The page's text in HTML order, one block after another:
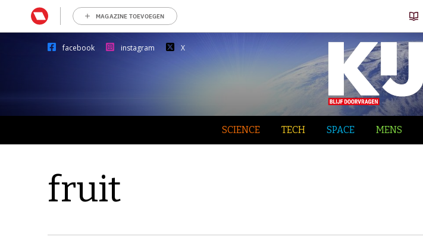
MAGAZINE TOEVOEGEN
facebook instagram X
SCIENCE TECH SPACE MENS
fruit